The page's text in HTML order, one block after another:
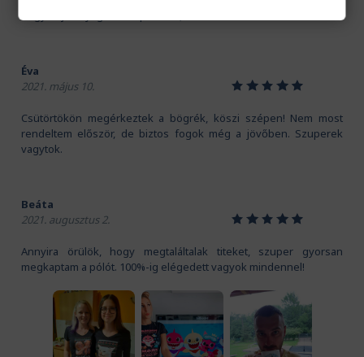
Éva
2021. május 10.
12345
Csütörtökön megérkeztek a bögrék, köszi szépen! Nem most
rendeltem először, de biztos fogok még a jövőben. Szuperek
vagytok.
Beáta
2021. augusztus 2.
12345
Annyira örülök, hogy megtaláltalak titeket, szuper gyorsan
megkaptam a pólót. 100%-ig elégedett vagyok mindennel!